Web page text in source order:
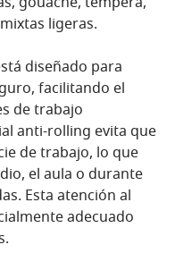
ligeras.
diseñado para
facilitando el
de trabajo
anti-rolling evita que
de trabajo, lo que
el aula o durante
Esta atención al
adecuado